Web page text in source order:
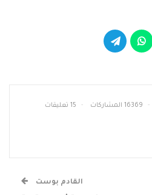
16369 المشاركات 15 تعليقات
القادم بوست